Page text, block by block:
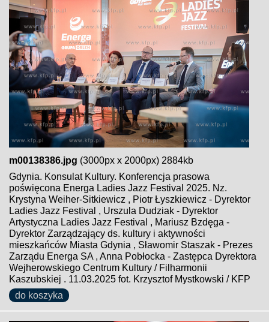
m00138386.jpg (3000px x 2000px) 2884kb
Gdynia. Konsulat Kultury. Konferencja prasowa
poświęcona Energa Ladies Jazz Festival 2025. Nz.
Krystyna Weiher-Sitkiewicz , Piotr Łyszkiewicz - Dyrektor
Ladies Jazz Festival , Urszula Dudziak - Dyrektor
Artystyczna Ladies Jazz Festival , Mariusz Bzdęga -
Dyrektor Zarządzający ds. kultury i aktywności
mieszkańców Miasta Gdynia , Sławomir Staszak - Prezes
Zarządu Energa SA , Anna Pobłocka - Zastępca Dyrektora
Wejherowskiego Centrum Kultury / Filharmonii
Kaszubskiej . 11.03.2025 fot. Krzysztof Mystkowski / KFP
do koszyka